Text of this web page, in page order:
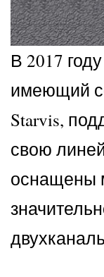
В 2017
имеющий
Starvis,
свою
оснащены